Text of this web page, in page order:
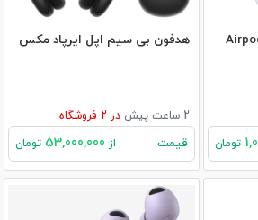
تومان
هدفون بی‌ سیم اپل ایرپاد مکس
2 ساعت پیش در فروشگاه
قیمت از تومان